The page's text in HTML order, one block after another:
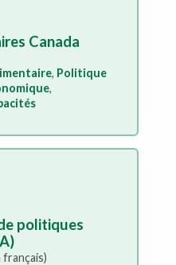
Canada
, Politique
,
politiques
français)